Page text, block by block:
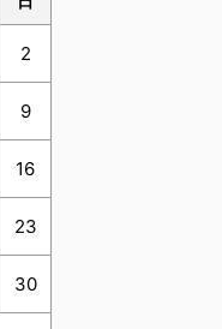
2
9
16
23
30